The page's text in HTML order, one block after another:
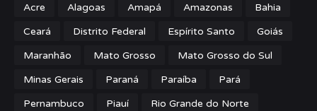
Acre Alagoas Amapá Amazonas
Bahia
Ceará
Distrito Federal Espírito Santo
Goiás
Maranhão
Mato Grosso
Mato Grosso do Sul
Minas Gerais
Paraná Paraíba
Pará
Pernambuco
Piauí
Rio Grande do Norte